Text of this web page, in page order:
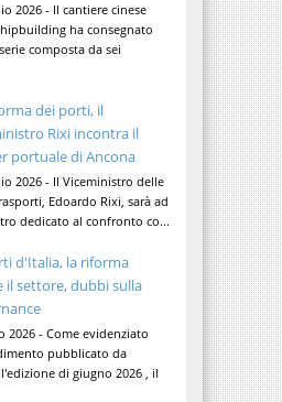
2026 - Il cantiere cinese
ha consegnato
composta da sei
dei porti, il
Rixi incontra il
portuale di Ancona
2026 - Il Viceministro delle
Edoardo Rixi, sarà ad
dedicato al confronto co...
d'Italia, la riforma
il settore, dubbi sulla
2026 - Come evidenziato
pubblicato da
di giugno 2026 , il